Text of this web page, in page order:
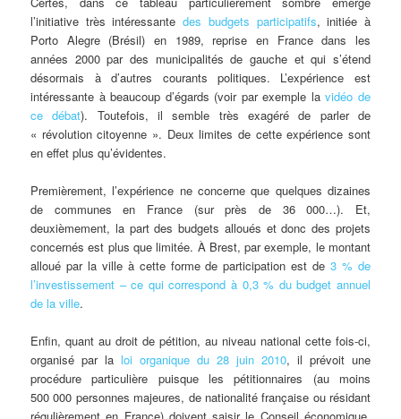
l’initiative très intéressantedes budgets participatifs, initiée à
Porto Alegre (Brésil) en 1989, reprise en France dans les
années 2000 par des municipalités de gauche et qui s’étend
désormais à d’autres courants politiques. L’expérience est
intéressante à beaucoup d’égards (voir par exemple lavidéo de
ce débat). Toutefois, il semble très exagéré de parler de
« révolution citoyenne ». Deux limites de cette expérience sont
en effet plus qu’évidentes.
Premièrement, l’expérience ne concerne que quelques dizaines
de communes en France (sur près de 36 000…). Et,
deuxièmement, la part des budgets alloués et donc des projets
concernés est plus que limitée. À Brest, par exemple, le montant
alloué par la ville à cette forme de participation est de3 % de
l’investissement – ce qui correspond à 0,3 % du budget annuel
de la ville.
Enfin, quant au droit de pétition, au niveau national cette fois-ci,
organisé par laloi organique du 28 juin 2010, il prévoit une
procédure particulière puisque les pétitionnaires (au moins
500 000 personnes majeures, de nationalité française ou résidant